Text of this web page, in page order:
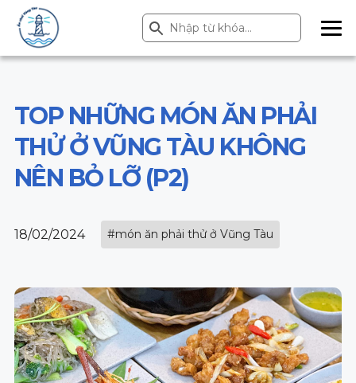
Search
for:
Search Button
ME
NU
TOP NHỮNG MÓN ĂN PHẢI
THỬ Ở VŨNG TÀU KHÔNG
NÊN BỎ LỠ (P2)
18/02/2024 #món ăn phải thử ở Vũng Tàu